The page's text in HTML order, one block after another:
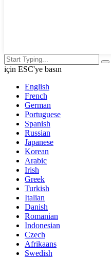
için ESC'ye basın
English
French
German
Portuguese
Spanish
Russian
Japanese
Korean
Arabic
Irish
Greek
Turkish
Italian
Danish
Romanian
Indonesian
Czech
Afrikaans
Swedish